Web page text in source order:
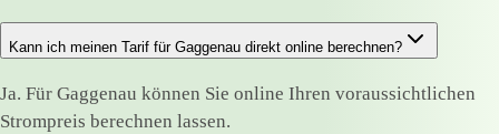
Kann ich meinen Tarif für Gaggenau direkt online berechnen?
Ja. Für Gaggenau können Sie online Ihren voraussichtlichen
Strompreis berechnen lassen.